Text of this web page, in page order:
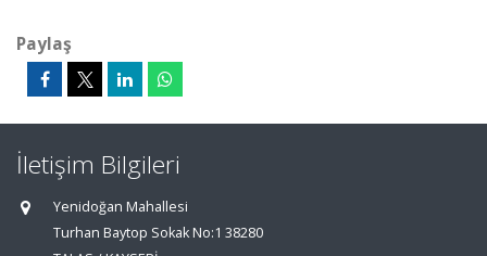
Paylaş
İletişim Bilgileri
Yenidoğan Mahallesi
Turhan Baytop Sokak No:1 38280